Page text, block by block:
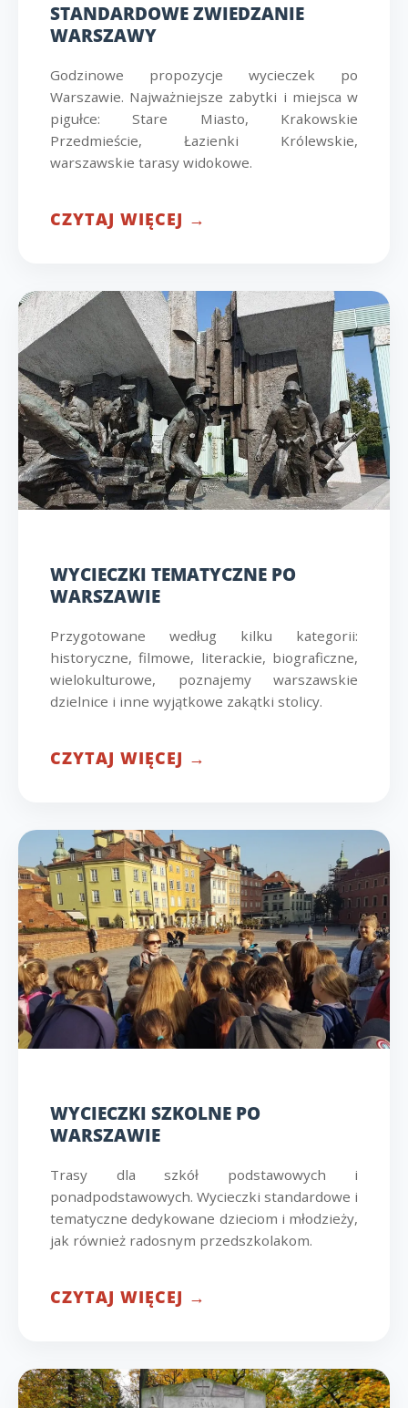
STANDARDOWE ZWIEDZANIE
WARSZAWY
Godzinowe propozycje wycieczek po
Warszawie. Najważniejsze zabytki i miejsca w
pigułce: Stare Miasto, Krakowskie
Przedmieście, Łazienki Królewskie,
warszawskie tarasy widokowe.
CZYTAJ WIĘCEJ →
WYCIECZKI TEMATYCZNE PO
WARSZAWIE
Przygotowane według kilku kategorii:
historyczne, filmowe, literackie, biograficzne,
wielokulturowe, poznajemy warszawskie
dzielnice i inne wyjątkowe zakątki stolicy.
CZYTAJ WIĘCEJ →
WYCIECZKI SZKOLNE PO
WARSZAWIE
Trasy dla szkół podstawowych i
ponadpodstawowych. Wycieczki standardowe i
tematyczne dedykowane dzieciom i młodzieży,
jak również radosnym przedszkolakom.
CZYTAJ WIĘCEJ →